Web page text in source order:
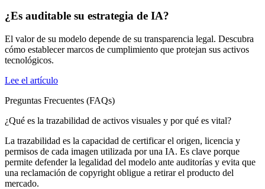
¿Es auditable su estrategia de IA?
El valor de su modelo depende de su transparencia legal. Descubra
cómo establecer marcos de cumplimiento que protejan sus activos
tecnológicos.
Lee el artículo
Preguntas Frecuentes (FAQs)
¿Qué es la trazabilidad de activos visuales y por qué es vital?
La trazabilidad es la capacidad de certificar el origen, licencia y
permisos de cada imagen utilizada por una IA. Es clave porque
permite defender la legalidad del modelo ante auditorías y evita que
una reclamación de copyright obligue a retirar el producto del
mercado.